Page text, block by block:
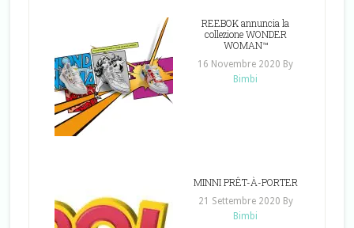
REEBOK annuncia la
collezione WONDER
WOMAN™
16 Novembre 2020 By
Bimbi
MINNI PRÊT-À-PORTER
21 Settembre 2020 By
Bimbi